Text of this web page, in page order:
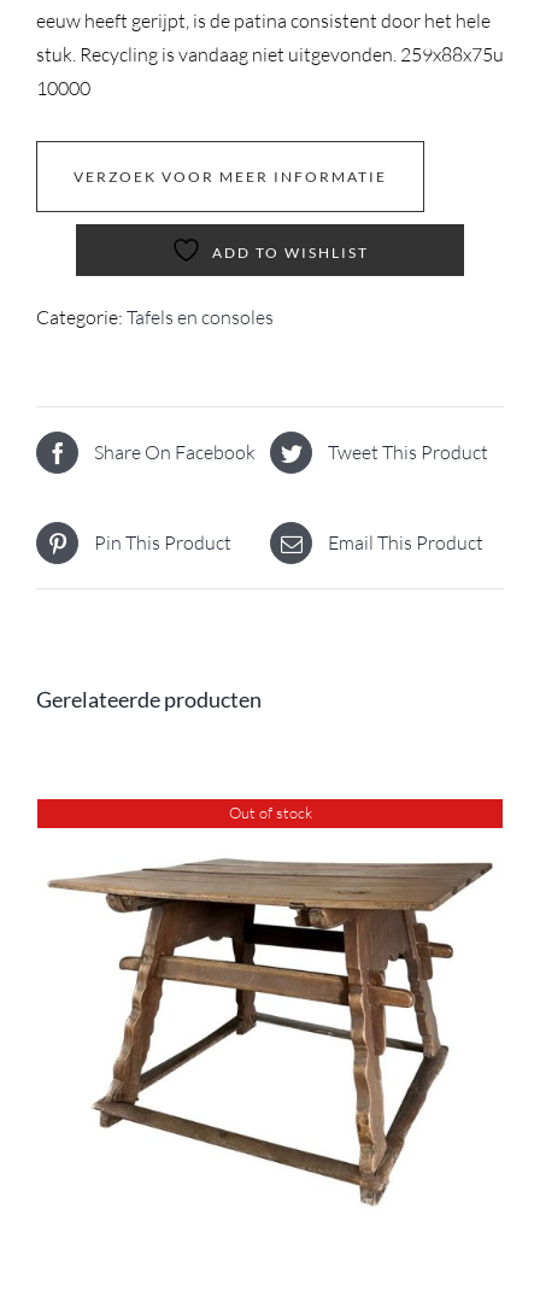
eeuw heeft gerijpt, is de patina consistent door het hele
stuk. Recycling is vandaag niet uitgevonden. 259x88x75u
10000
VERZOEK VOOR MEER INFORMATIE
ADD TO WISHLIST
Categorie: Tafels en consoles
Share On Facebook Tweet This Product
Pin This Product Email This Product
Gerelateerde producten
Out of stock